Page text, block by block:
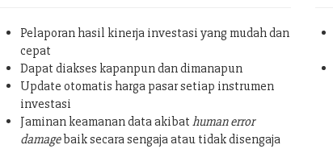
Pelaporan hasil kinerja investasi yang mudah dan
cepat
Dapat diakses kapanpun dan dimanapun
Update otomatis harga pasar setiap instrumen
investasi
Jaminan keamanan data akibat human error
damagebaik secara sengaja atau tidak disengaja